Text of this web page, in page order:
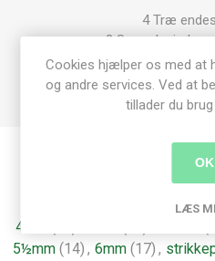
4 Træ
2 Spændepinde
5 farverige Tassel
4mm
5½mm (14) , 6mm (17) ,
Cookies hjælper os med at
og andre services. Ved at
tillader du
OK
LÆS